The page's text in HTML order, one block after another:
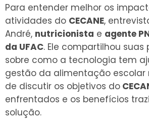
Para entender melhor os
atividades do CECANE,
André, nutricionista e agente
da UFAC. Ele compartilhou suas
sobre como a tecnologia tem
gestão da alimentação escolar
de discutir os objetivos do
enfrentados e os benefícios
solução.